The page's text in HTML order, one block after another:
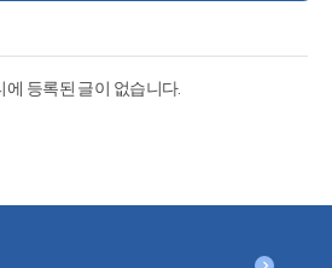
에 등록된 글이 없습니다.